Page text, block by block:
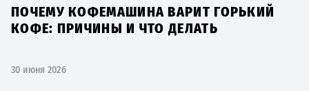
ПОЧЕМУ КОФЕМАШИНА ВАРИТ ГОРЬКИЙ
КОФЕ: ПРИЧИНЫ И ЧТО ДЕЛАТЬ
30 июня 2026